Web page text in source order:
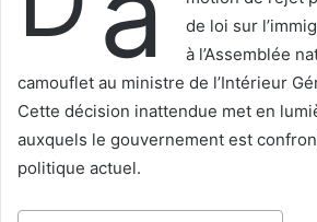
l
de loi sur
à l’Assemblée
camouflet au ministre de l’Intérieur
Cette décision inattendue met en
auxquels le gouvernement est
politique actuel.